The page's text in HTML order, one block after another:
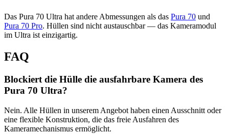
Das Pura 70 Ultra hat andere Abmessungen als das Pura 70 und
Pura 70 Pro. Hüllen sind nicht austauschbar — das Kameramodul
im Ultra ist einzigartig.
FAQ
Blockiert die Hülle die ausfahrbare Kamera des
Pura 70 Ultra?
Nein. Alle Hüllen in unserem Angebot haben einen Ausschnitt oder
eine flexible Konstruktion, die das freie Ausfahren des
Kameramechanismus ermöglicht.